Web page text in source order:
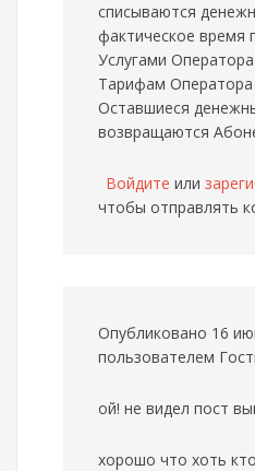
списываются
фактическое время
Услугами
Тарифам Оператора
Оставшиеся
возвращаются
Войдите или
чтобы отправлять
Опубликовано 16
пользователем
ой! не видел пост
хорошо что хоть